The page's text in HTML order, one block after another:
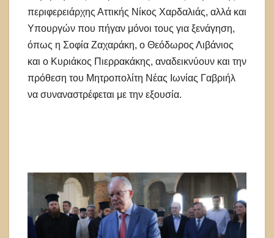
περιφερειάρχης Αττικής Νίκος Χαρδαλιάς, αλλά και
Υπουργών που πήγαν μόνοι τους για ξενάγηση,
όπως η Σοφία Ζαχαράκη, ο Θεόδωρος Λιβάνιος
και ο Κυριάκος Πιερρακάκης, αναδεικνύουν και την
πρόθεση του Μητροπολίτη Νέας Ιωνίας Γαβριήλ
να συναναστρέφεται με την εξουσία.